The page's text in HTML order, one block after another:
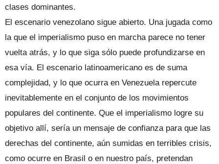
clases dominantes.
El escenario venezolano sigue abierto. Una jugada como
la que el imperialismo puso en marcha parece no tener
vuelta atrás, y lo que siga sólo puede profundizarse en
esa vía. El escenario latinoamericano es de suma
complejidad, y lo que ocurra en Venezuela repercute
inevitablemente en el conjunto de los movimientos
populares del continente. Que el imperialismo logre su
objetivo allí, sería un mensaje de confianza para que las
derechas del continente, aún sumidas en terribles crisis,
como ocurre en Brasil o en nuestro país, pretendan